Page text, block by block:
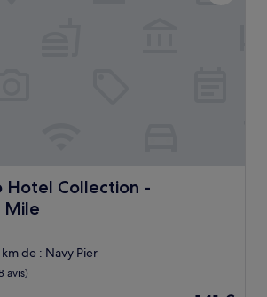
Hotel Collection -
Mile
Collection - Magnificent Mile
de : Navy Pier
avis)